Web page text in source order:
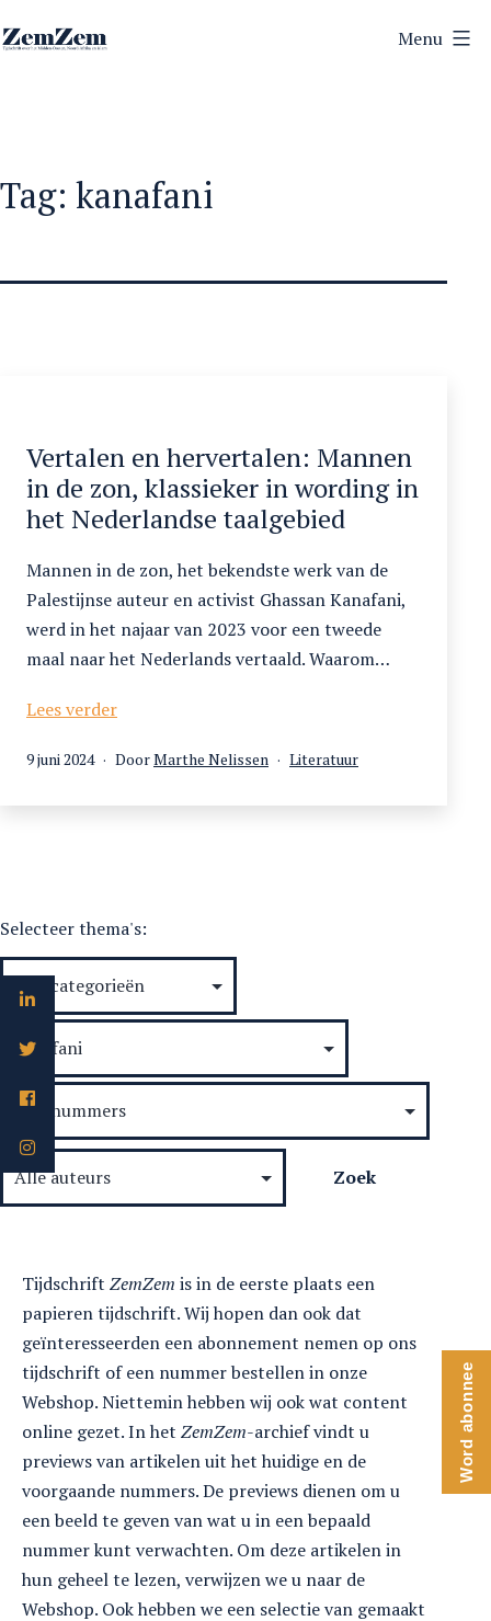
naar
Menu
Tag: kanafani
Vertalen en hervertalen: Mannen
in de zon, klassieker in wording in
het Nederlandse taalgebied
Mannen in de zon, het bekendste werk van de
Palestijnse auteur en activist Ghassan Kanafani,
werd in het najaar van 2023 voor een tweede
maal naar het Nederlands vertaald. Waarom…
Lees verderVertalen
hervertalen:
in
wording
in
het
Gepubliceerd
9 juni 2024 DoorMarthe Nelissen
Gecategoriseerd
Literatuur
Selecteer thema's:
Tijdschrift ZemZem is in de eerste plaats een
papieren tijdschrift. Wij hopen dan ook dat
geïnteresseerden een abonnement nemen op ons
tijdschrift of een nummer bestellen in onze
Webshop. Niettemin hebben wij ook wat content
online gezet. In het ZemZem-archief vindt u
previews van artikelen uit het huidige en de
voorgaande nummers. De previews dienen om u
een beeld te geven van wat u in een bepaald
nummer kunt verwachten. Om deze artikelen in
hun geheel te lezen, verwijzen we u naar de
Webshop. Ook hebben we een selectie van gemaakt
Word abonnee